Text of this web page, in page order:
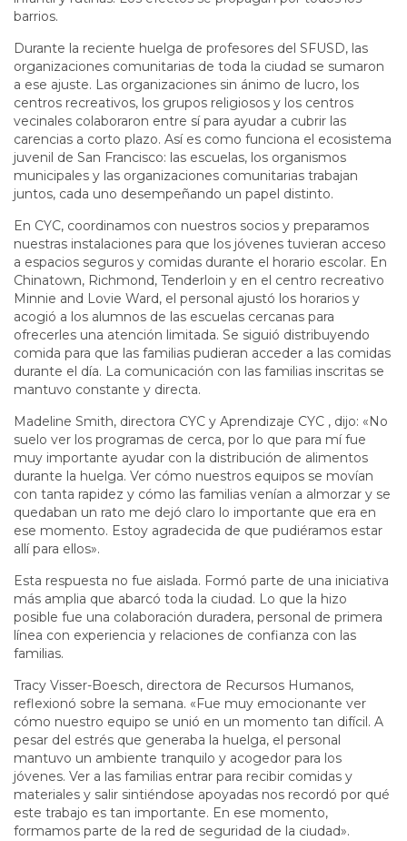
barrios.
Durante la reciente huelga de profesores del SFUSD, las
organizaciones comunitarias de toda la ciudad se sumaron
a ese ajuste. Las organizaciones sin ánimo de lucro, los
centros recreativos, los grupos religiosos y los centros
vecinales colaboraron entre sí para ayudar a cubrir las
carencias a corto plazo. Así es como funciona el ecosistema
juvenil de San Francisco: las escuelas, los organismos
municipales y las organizaciones comunitarias trabajan
juntos, cada uno desempeñando un papel distinto.
En CYC, coordinamos con nuestros socios y preparamos
nuestras instalaciones para que los jóvenes tuvieran acceso
a espacios seguros y comidas durante el horario escolar. En
Chinatown, Richmond, Tenderloin y en el centro recreativo
Minnie and Lovie Ward, el personal ajustó los horarios y
acogió a los alumnos de las escuelas cercanas para
ofrecerles una atención limitada. Se siguió distribuyendo
comida para que las familias pudieran acceder a las comidas
durante el día. La comunicación con las familias inscritas se
mantuvo constante y directa.
Madeline Smith, directora CYC y Aprendizaje CYC , dijo: «No
suelo ver los programas de cerca, por lo que para mí fue
muy importante ayudar con la distribución de alimentos
durante la huelga. Ver cómo nuestros equipos se movían
con tanta rapidez y cómo las familias venían a almorzar y se
quedaban un rato me dejó claro lo importante que era en
ese momento. Estoy agradecida de que pudiéramos estar
allí para ellos».
Esta respuesta no fue aislada. Formó parte de una iniciativa
más amplia que abarcó toda la ciudad. Lo que la hizo
posible fue una colaboración duradera, personal de primera
línea con experiencia y relaciones de confianza con las
familias.
Tracy Visser-Boesch, directora de Recursos Humanos,
reflexionó sobre la semana. «Fue muy emocionante ver
cómo nuestro equipo se unió en un momento tan difícil. A
pesar del estrés que generaba la huelga, el personal
mantuvo un ambiente tranquilo y acogedor para los
jóvenes. Ver a las familias entrar para recibir comidas y
materiales y salir sintiéndose apoyadas nos recordó por qué
este trabajo es tan importante. En ese momento,
formamos parte de la red de seguridad de la ciudad».